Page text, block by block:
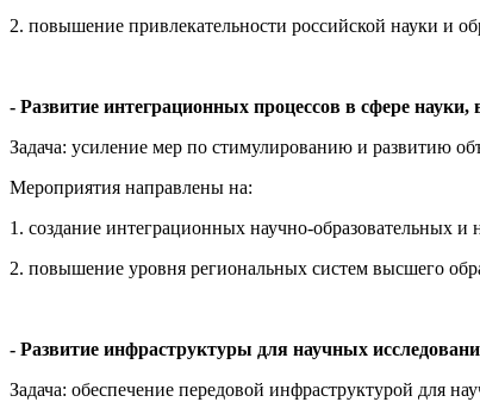
2. повышение привлекательности российской науки и
- Развитие интеграционных процессов в сфере
Задача: усиление мер по стимулированию и развитию
Мероприятия направлены на:
1. создание интеграционных научно-образовательных
2. повышение уровня региональных систем высшего
- Развитие инфраструктуры для научных
Задача: обеспечение передовой инфраструктурой для